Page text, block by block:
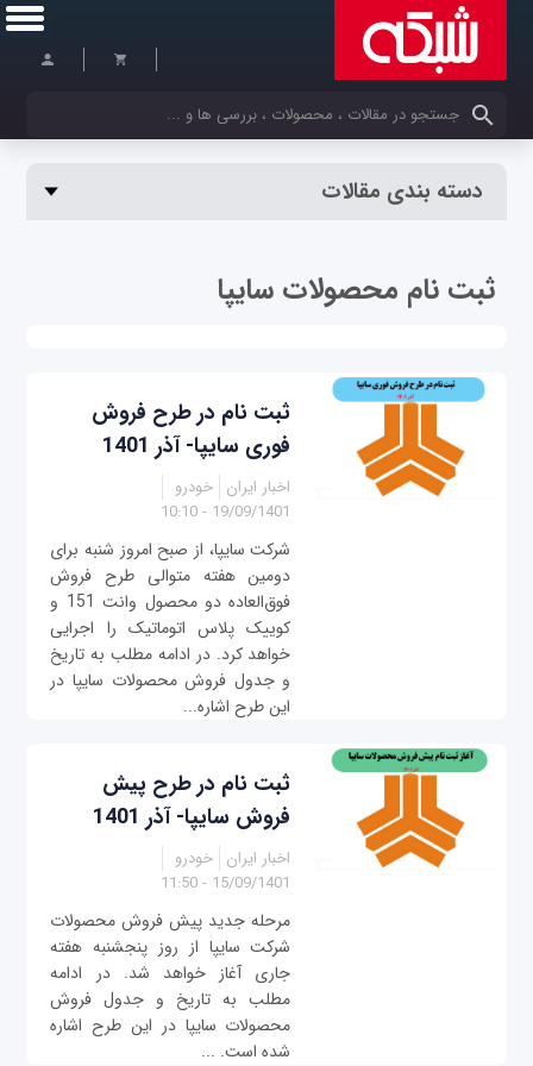
کلمات کلیدی خود را وارد کنید
دسته بندی مقالات
ثبت نام محصولات سایپا
ثبت نام در طرح فروش
فوری سایپا- آذر 1401
اخبار ایران خودرو
19/09/1401 - 10:10
شرکت سایپا، از صبح امروز شنبه برای
دومین هفته متوالی طرح فروش
فوق‌العاده دو محصول وانت 151 و
کوییک پلاس اتوماتیک را اجرایی
خواهد کرد. در ادامه مطلب به تاریخ
و جدول فروش محصولات سایپا در
این طرح اشاره...
ثبت نام در طرح پیش
فروش سایپا- آذر 1401
اخبار ایران خودرو
15/09/1401 - 11:50
مرحله جدید پیش فروش محصولات
شرکت سایپا از روز پنجشنبه هفته
جاری آغاز خواهد شد. در ادامه
مطلب به تاریخ و جدول فروش
محصولات سایپا در این طرح اشاره
شده است. ...